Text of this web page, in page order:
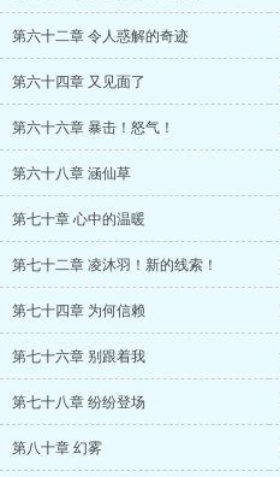
第六十二章 令人惑解的奇迹
第六十四章 又见面了
第六十六章 暴击！怒气！
第六十八章 涵仙草
第七十章 心中的温暖
第七十二章 凌沐羽！新的线索！
第七十四章 为何信赖
第七十六章 别跟着我
第七十八章 纷纷登场
第八十章 幻雾